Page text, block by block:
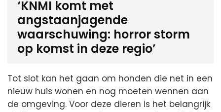
‘KNMI komt met
angstaanjagende
waarschuwing: horror storm
op komst in deze regio’
Tot slot kan het gaan om honden die net in een
nieuw huis wonen en nog moeten wennen aan
de omgeving. Voor deze dieren is het belangrijk